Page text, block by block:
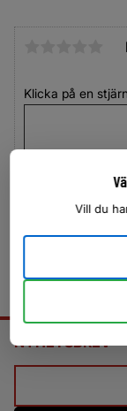
Klicka på en
NYHETSBREV
Vill du